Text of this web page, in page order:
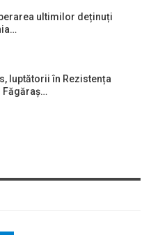
ultimilor deținuți
luptătorii în Rezistența
Făgăraș…